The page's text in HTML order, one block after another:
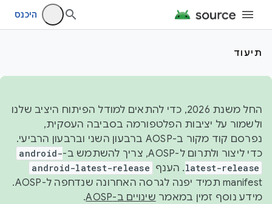
היכנס
תיעוד
החל משנת 2026, כדי להתאים למודל הפיתוח היציב שלנו
ולשמור על יציבות הפלטפורמה בסביבה העסקית,
נפרסם קוד מקור ב-AOSP ברבעון השני וברבעון הרביעי.
כדי ליצור ולתרום ל-AOSP, צריך להשתמש ב-
android-
latest-release. הענף android-latest-release
manifest תמיד יפנה לגרסה האחרונה שנדחפה ל-AOSP.
מידע נוסף זמין במאמר שינויים ב-AOSP .